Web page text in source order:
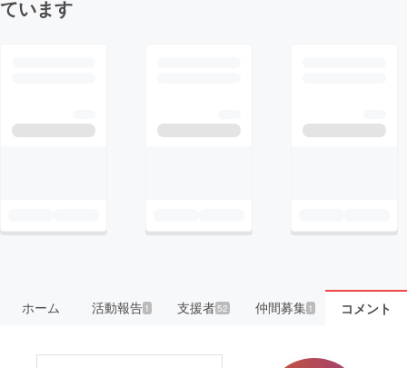
ています
ホーム 活動報告1 支援者52 仲間募集 1 コメント